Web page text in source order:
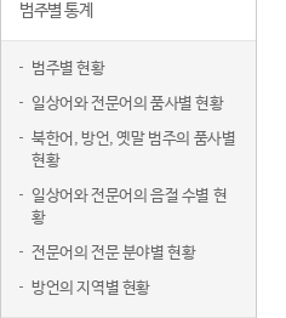
범주별 통계
범주별 현황
일상어와 전문어의 품사별 현황
북한어, 방언, 옛말 범주의 품사별
현황
일상어와 전문어의 음절 수별 현
황
전문어의 전문 분야별 현황
방언의 지역별 현황